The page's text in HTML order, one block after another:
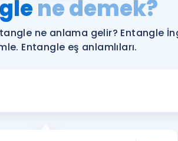
Rehberlik Aracı
YDS ve YÖKDİL'e
Tüm ÖSYM
ne demek?
ne anlama gelir? Entangle
Entangle eş anlamlıları.